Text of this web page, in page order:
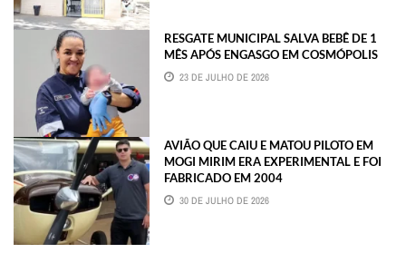
RESGATE MUNICIPAL SALVA BEBÊ DE 1
MÊS APÓS ENGASGO EM COSMÓPOLIS
23 DE JULHO DE 2026
AVIÃO QUE CAIU E MATOU PILOTO EM
MOGI MIRIM ERA EXPERIMENTAL E FOI
FABRICADO EM 2004
30 DE JULHO DE 2026